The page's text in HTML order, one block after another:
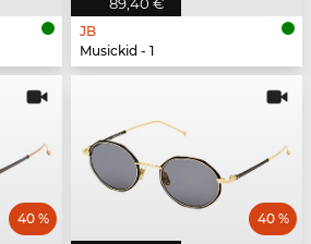
JB
Musickid - 1
40 % 40 %